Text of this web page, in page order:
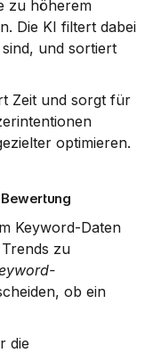
zu höherem
Die KI filtert dabei
und sortiert
Zeit und sorgt für
optimieren.
Keyword-Daten
zu
ob ein
die